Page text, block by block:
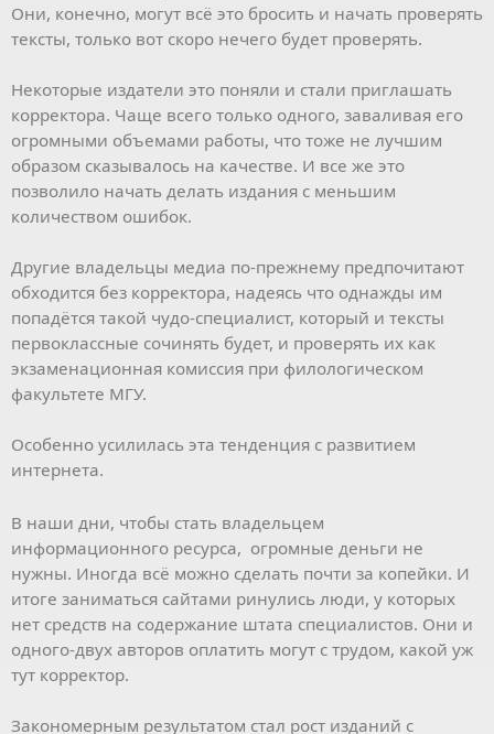
Они, конечно, могут всё это бросить и начать проверять
тексты, только вот скоро нечего будет проверять.
Некоторые издатели это поняли и стали приглашать
корректора. Чаще всего только одного, заваливая его
огромными объемами работы, что тоже не лучшим
образом сказывалось на качестве. И все же это
позволило начать делать издания с меньшим
количеством ошибок.
Другие владельцы медиа по-прежнему предпочитают
обходится без корректора, надеясь что однажды им
попадётся такой чудо-специалист, который и тексты
первоклассные сочинять будет, и проверять их как
экзаменационная комиссия при филологическом
факультете МГУ.
Особенно усилилась эта тенденция с развитием
интернета.
В наши дни, чтобы стать владельцем
информационного ресурса, огромные деньги не
нужны. Иногда всё можно сделать почти за копейки. И
итоге заниматься сайтами ринулись люди, у которых
нет средств на содержание штата специалистов. Они и
одного-двух авторов оплатить могут с трудом, какой уж
тут корректор.
Закономерным результатом стал рост изданий с